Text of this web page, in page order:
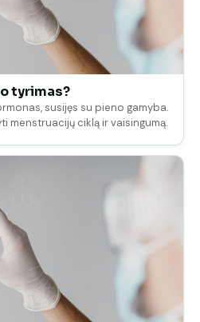
tyrimas?
susijęs su pieno gamyba.
menstruacijų ciklą ir vaisingumą.